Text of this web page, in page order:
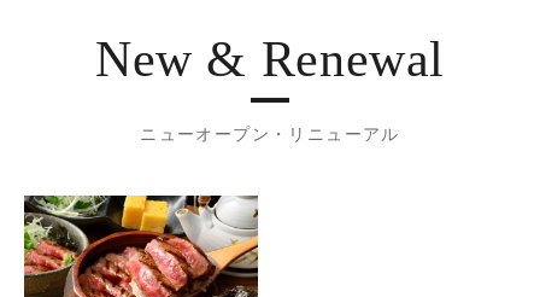
New & Renewal
ニューオープン・リニューアル